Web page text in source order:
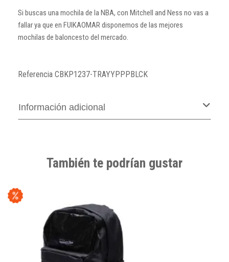
Si buscas una mochila de la NBA, con Mitchell and Ness no vas a
fallar ya que en FUIKAOMAR disponemos de las mejores
mochilas de baloncesto del mercado.
Referencia CBKP1237-TRAYYPPPBLCK
Información adicional
También te podrían gustar